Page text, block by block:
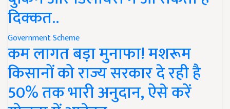
दिक्कत..
Government Scheme
कम लागत बड़ा मुनाफा! मशरूम
किसानों को राज्य सरकार दे रही है
50% तक भारी अनुदान, ऐसे करें